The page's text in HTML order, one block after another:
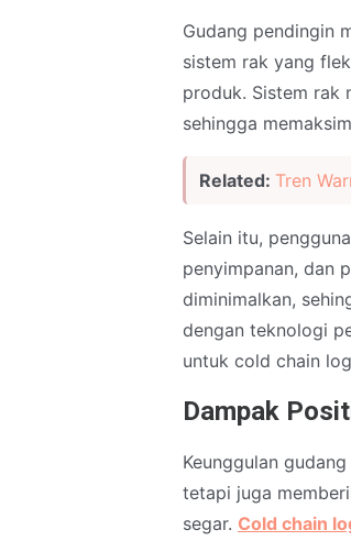
Gudang pendingin
sistem rak yang
produk. Sistem rak
sehingga
Related: Tren
Selain itu,
penyimpanan, dan
diminimalkan,
dengan teknologi
untuk cold chain
Dampak
Keunggulan
tetapi juga
segar. Cold chain